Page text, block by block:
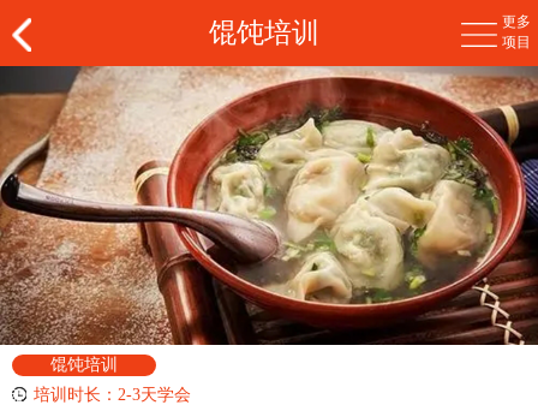
馄饨培训
更多
项目
馄饨培训
培训时长：2-3天学会